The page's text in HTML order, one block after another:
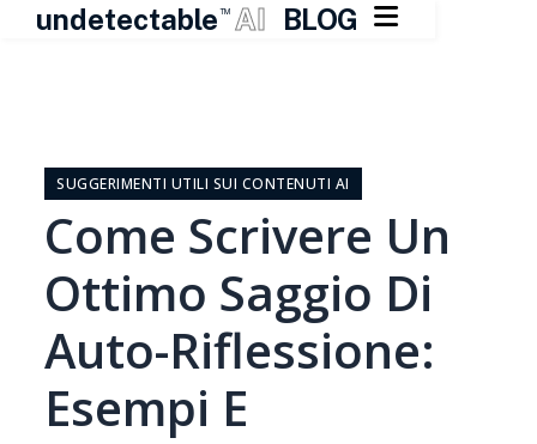
undetectable TM AI BLOG 
contenutoSUGGERIMENTI UTILI SUI CONTENUTI AI
Come Scrivere Un
Ottimo Saggio Di
Auto-Riflessione:
Esempi E